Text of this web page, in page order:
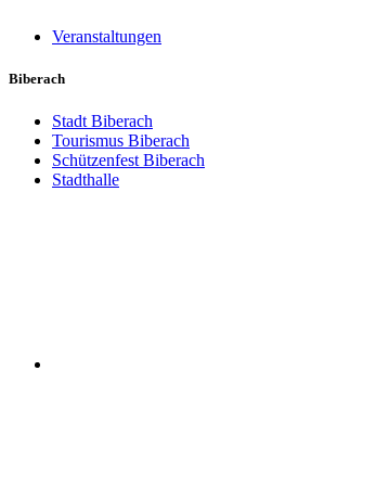
Veranstaltungen
Biberach
Stadt Biberach
Tourismus Biberach
Schützenfest Biberach
Stadthalle